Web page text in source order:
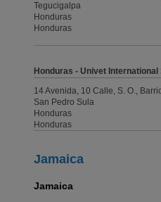
Tegucigalpa
Honduras
Honduras
Honduras - Univet International
14 Avenida, 10 Calle, S. O.,
San Pedro Sula
Honduras
Honduras
Jamaica
Jamaica